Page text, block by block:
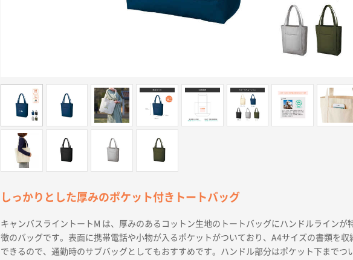
しっかりとした厚みのポケット付きトートバッグ
キャンバスライントートM は、厚みのあるコットン生地のトートバッグにハンドルラインが
徴のバッグです。表面に携帯電話や小物が入るポケットがついており、A4サイズの書類を収
できるので、通勤時のサブバッグとしてもおすすめです。ハンドル部分はポケット下までつ